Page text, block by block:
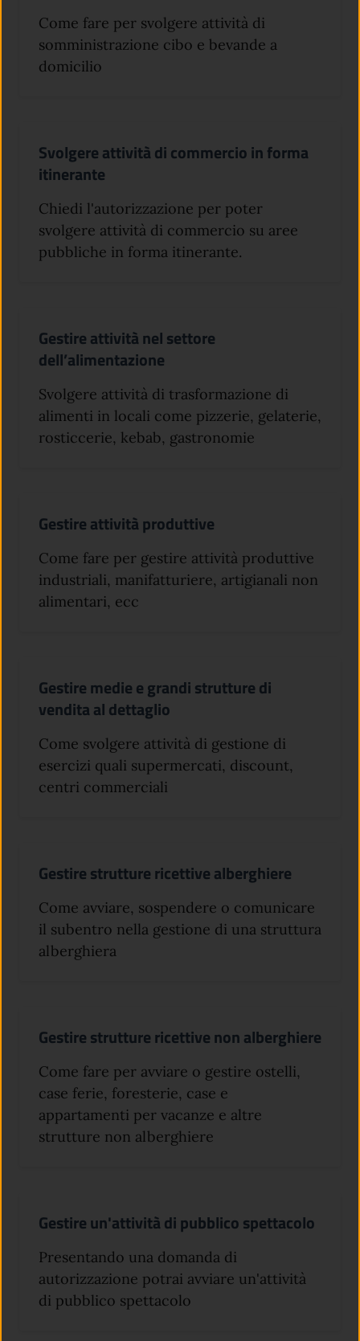
Come fare per svolgere attività di
somministrazione cibo e bevande a
domicilio
Svolgere attività di commercio in forma
itinerante
Chiedi l'autorizzazione per poter
svolgere attività di commercio su aree
pubbliche in forma itinerante.
Gestire attività nel settore
dell’alimentazione
Svolgere attività di trasformazione di
alimenti in locali come pizzerie, gelaterie,
rosticcerie, kebab, gastronomie
Gestire attività produttive
Come fare per gestire attività produttive
industriali, manifatturiere, artigianali non
alimentari, ecc
Gestire medie e grandi strutture di
vendita al dettaglio
Come svolgere attività di gestione di
esercizi quali supermercati, discount,
centri commerciali
Gestire strutture ricettive alberghiere
Come avviare, sospendere o comunicare
il subentro nella gestione di una struttura
alberghiera
Gestire strutture ricettive non alberghiere
Come fare per avviare o gestire ostelli,
case ferie, foresterie, case e
appartamenti per vacanze e altre
strutture non alberghiere
Gestire un'attività di pubblico spettacolo
Presentando una domanda di
autorizzazione potrai avviare un'attività
di pubblico spettacolo